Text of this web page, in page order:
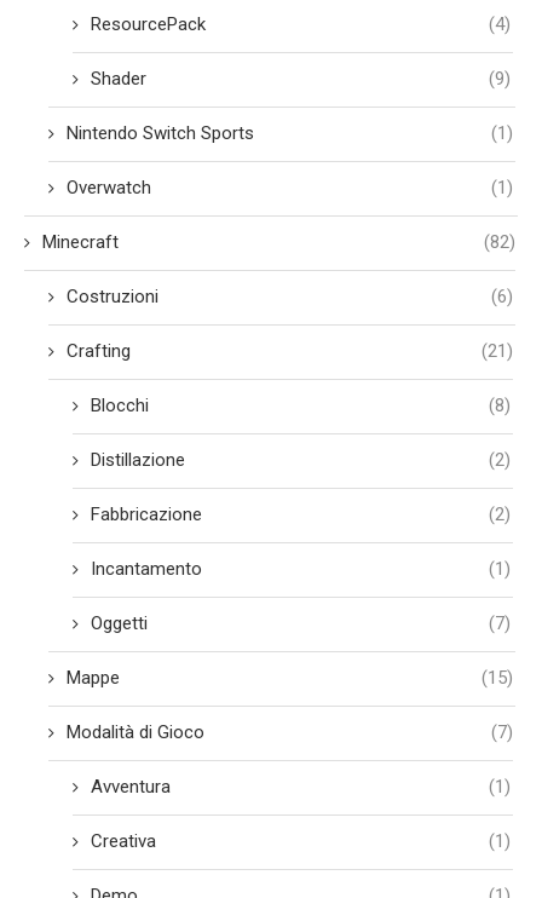
ResourcePack (4)
Shader (9)
Nintendo Switch Sports (1)
Overwatch (1)
Minecraft (82)
Costruzioni (6)
Crafting (21)
Blocchi (8)
Distillazione (2)
Fabbricazione (2)
Incantamento (1)
Oggetti (7)
Mappe (15)
Modalità di Gioco (7)
Avventura (1)
Creativa (1)